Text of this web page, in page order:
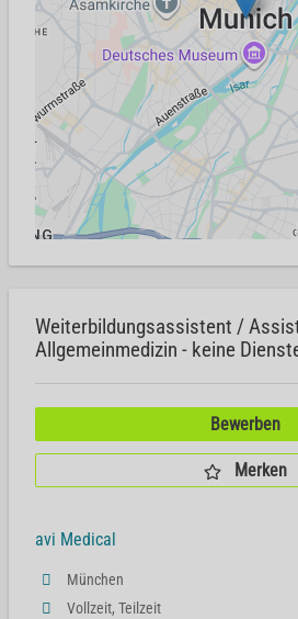
Weiterbildungsassistent /
Allgemeinmedizin - keine
Bewerben
Merken
avi Medical
München
Vollzeit, Teilzeit